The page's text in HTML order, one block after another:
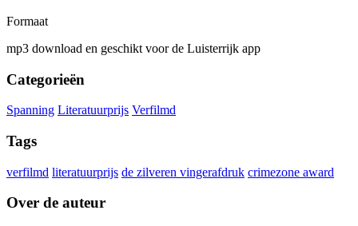
Formaat
mp3 download en geschikt voor de Luisterrijk app
Categorieën
Spanning Literatuurprijs Verfilmd
Tags
verfilmd literatuurprijs de zilveren vingerafdruk crimezone award
Over de auteur